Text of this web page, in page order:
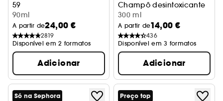
59
Bruma perfumada para o corpo e cabelo
90ml
A partir de24,00 €
2819
Disponível em 2 formatos
Adicionar
Champô desintoxicante
300 ml
A partir de14,00 €
436
Disponível em 3 formatos
Adicionar
Só na Sephora Preço top